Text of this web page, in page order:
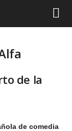
de la
de comedia